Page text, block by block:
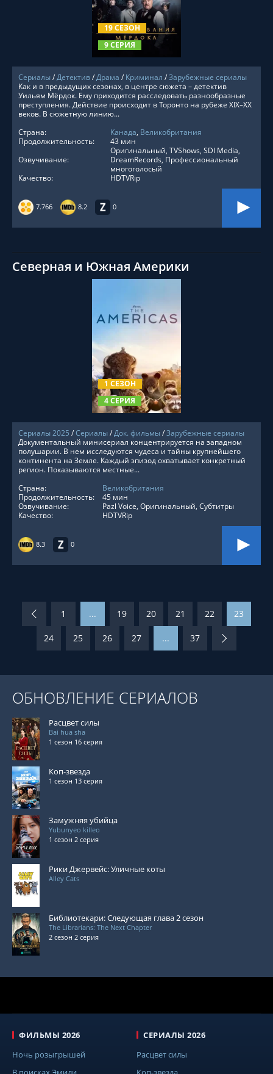
19 СЕЗОН
9 СЕРИЯ
СМОТРЕТЬ ОНЛАЙН
Сериалы/Детектив/Драма / Криминал /Зарубежные сериалы
7.766 8.2 0
Как и в предыдущих сезонах, в центре сюжета – детектив
Уильям Мёрдок. Ему приходится расследовать разнообразные
преступления. Действие происходит в Торонто на рубеже XIX–XX
веков. В сюжетную линию...
Страна:
Канада, Великобритания
Продолжительность:
43 мин
Озвучивание:
Оригинальный, TVShows, SDI Media,
DreamRecords, Профессиональный
многоголосый
Качество:
HDTVRip
Северная и Южная Америки
1 СЕЗОН
4 СЕРИЯ
СМОТРЕТЬ ОНЛАЙН
Сериалы 2025 /Сериалы/Док. фильмы/Зарубежные сериалы
8.3 0
Документальный минисериал концентрируется на западном
полушарии. В нем исследуются чудеса и тайны крупнейшего
континента на Земле. Каждый эпизод охватывает конкретный
регион. Показываются местные...
Страна:
Великобритания
Продолжительность:
45 мин
Озвучивание:
Pazl Voice, Оригинальный, Субтитры
Качество:
HDTVRip
1 ... 19 20 21 22 23
24 25 26 27 ... 37
ОБНОВЛЕНИЕ СЕРИАЛОВ
Расцвет силы
Bai hua sha
1 сезон 16 серия
Коп-звезда
1 сезон 13 серия
Замужняя убийца
Yubunyeo killeo
1 сезон 2 серия
Рики Джервейс: Уличные коты
Alley Cats
Библиотекари: Следующая глава 2 сезон
The Librarians: The Next Chapter
2 сезон 2 серия
ФИЛЬМЫ 2026
Ночь розыгрышей
СЕРИАЛЫ 2026
Расцвет силы